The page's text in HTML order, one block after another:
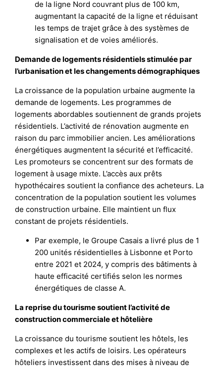
de la ligne Nord couvrant plus de 100 km,
augmentant la capacité de la ligne et réduisant
les temps de trajet grâce à des systèmes de
signalisation et de voies améliorés.
Demande de logements résidentiels stimulée par
l’urbanisation et les changements démographiques
La croissance de la population urbaine augmente la
demande de logements. Les programmes de
logements abordables soutiennent de grands projets
résidentiels. L’activité de rénovation augmente en
raison du parc immobilier ancien. Les améliorations
énergétiques augmentent la sécurité et l’efficacité.
Les promoteurs se concentrent sur des formats de
logement à usage mixte. L’accès aux prêts
hypothécaires soutient la confiance des acheteurs. La
concentration de la population soutient les volumes
de construction urbaine. Elle maintient un flux
constant de projets résidentiels.
Par exemple, le Groupe Casais a livré plus de 1
200 unités résidentielles à Lisbonne et Porto
entre 2021 et 2024, y compris des bâtiments à
haute efficacité certifiés selon les normes
énergétiques de classe A.
La reprise du tourisme soutient l’activité de
construction commerciale et hôtelière
La croissance du tourisme soutient les hôtels, les
complexes et les actifs de loisirs. Les opérateurs
hôteliers investissent dans des mises à niveau de